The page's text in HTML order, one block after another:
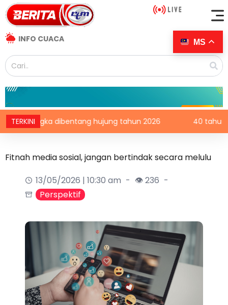
INFO CUACA
TERKINI
dibentang hujung tahun 2026 40 tahun Terowong
Fitnah media sosial, jangan bertindak secara melulu
13/05/2026 | 10:30 am
👁 236
Perspektif
MS